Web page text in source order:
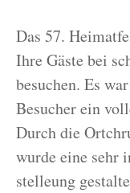
Das 57.
Ihre Gäste bei
besuchen. Es
Besucher ein
Durch die
wurde eine sehr
stelleung